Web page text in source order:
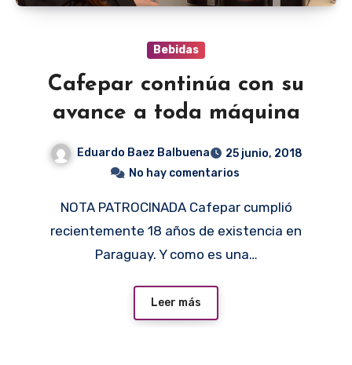
Bebidas
Cafepar continúa con su
avance a toda máquina
Eduardo Baez Balbuena
25 junio, 2018
No hay comentarios
NOTA PATROCINADA Cafepar cumplió
recientemente 18 años de existencia en
Paraguay. Y como es una…
Leer más